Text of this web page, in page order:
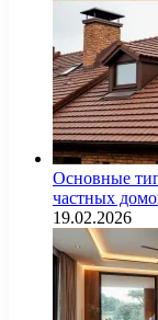
Основные
частных
19.02.2026